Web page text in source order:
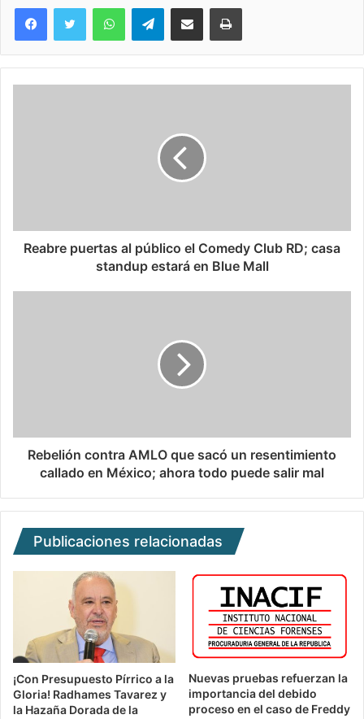
WhatsAppTelegramCompartir via Email Imprimi
Reabre puertas al público el Comedy Club RD; casa
standup estará en Blue Mall
Rebelión contra AMLO que sacó un resentimiento
callado en México; ahora todo puede salir mal
Publicaciones relacionadas
¡Con Presupuesto Pírrico a la
Gloria! Radhames Tavarez y
la Hazaña Dorada de la
Nuevas pruebas refuerzan la
importancia del debido
proceso en el caso de Freddy